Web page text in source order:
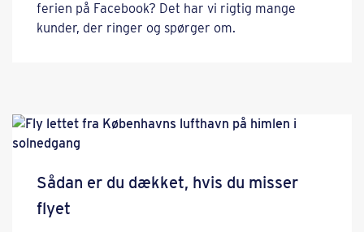
ferien på Facebook? Det har vi rigtig mange
kunder, der ringer og spørger om.
Sådan er du dækket, hvis du misser
flyet